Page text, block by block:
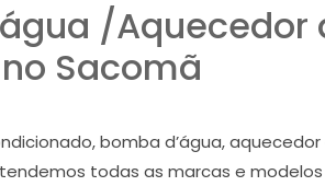
/Aquecedor
no Sacomã
bomba d’água,
todas as marcas e modelos